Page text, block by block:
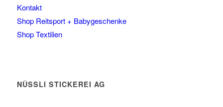
Kontakt
Shop Reitsport + Babygeschenke
Shop Textilien
NÜSSLI STICKEREI AG